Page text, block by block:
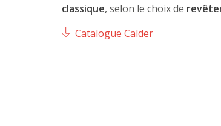
classique, selon le choix de
Catalogue Calder